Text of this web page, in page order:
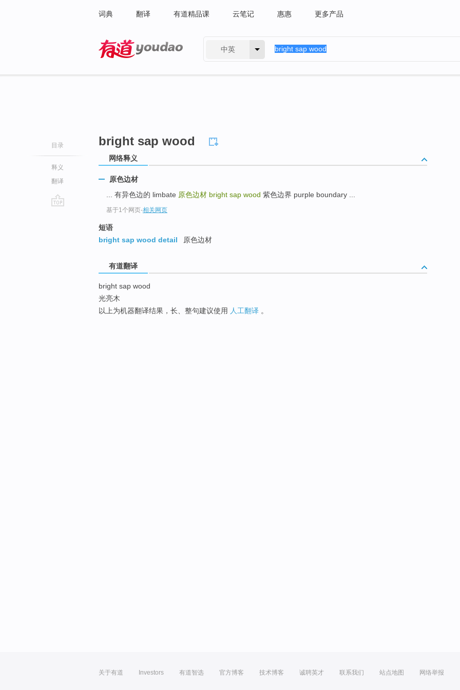
词典 翻译 有道精品课 云笔记 惠惠 更多产品
中英
目录
释义
翻译
bright sap wood
网络释义
原色边材
... 有异色边的 limbate 原色边材 bright sap wood 紫色边界 purple boundary ...
基于1个网页-相关网页
短语
bright sap wood detail
原色边材
有道翻译
bright sap wood
光亮木
以上为机器翻译结果，长、整句建议使用 人工翻译 。
关于有道 Investors 有道智选 官方博客 技术博客 诚聘英才 联系我们 站点地图 网络举报